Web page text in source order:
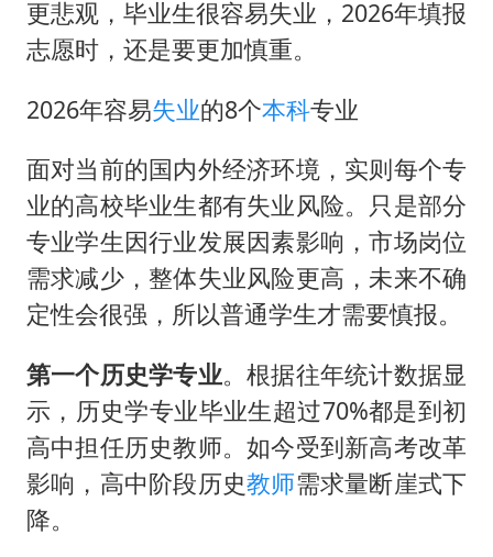
更悲观，毕业生很容易失业，2026年填报
志愿时，还是要更加慎重。
2026年容易失业的8个本科专业
面对当前的国内外经济环境，实则每个专
业的高校毕业生都有失业风险。只是部分
专业学生因行业发展因素影响，市场岗位
需求减少，整体失业风险更高，未来不确
定性会很强，所以普通学生才需要慎报。
第一个历史学专业。根据往年统计数据显
示，历史学专业毕业生超过70%都是到初
高中担任历史教师。如今受到新高考改革
影响，高中阶段历史教师需求量断崖式下
降。